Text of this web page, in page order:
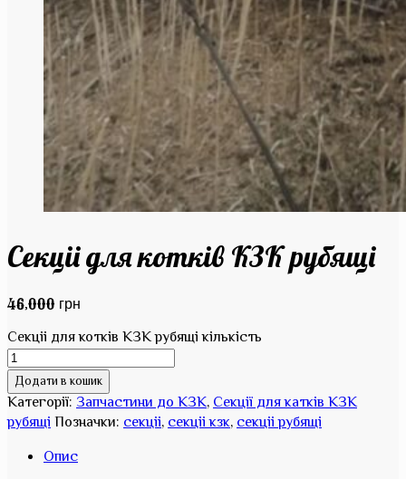
Секціі для котків КЗК рубящі
46,000 грн
Секціі для котків КЗК рубящі кількість
Додати в кошик
Категорії: Запчастини до КЗК,Секції для катків КЗК
рубящіПозначки: секціі,секціі кзк,секціі рубящі
Опис